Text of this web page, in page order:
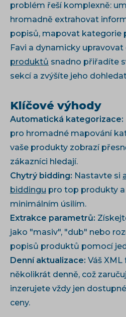
problém řeší komplexně:
hromadně extrahovat
popisů, mapovat kategorie
Favi a dynamicky upravovat
produktů snadno přiřadíte
sekcí a zvýšíte jeho
Klíčové výhody
Automatická kategorizace:
pro hromadné mapování
vaše produkty zobrazí
zákazníci hledají.
Chytrý bidding: Nastavte si
biddingu pro top produkty
minimálním úsilím.
Extrakce parametrů:
jako "masiv", "dub" nebo
popisů produktů pomocí
Denní aktualizace: Váš
několikrát denně, což
inzerujete vždy jen
ceny.